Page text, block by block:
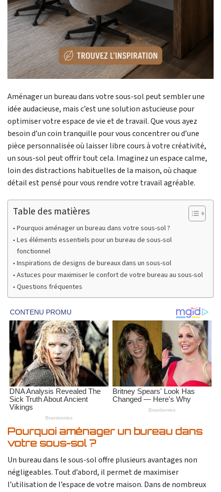
Aménager un bureau dans votre sous-sol peut sembler une
idée audacieuse, mais c’est une solution astucieuse pour
optimiser votre espace de vie et de travail. Que vous ayez
besoin d’un coin tranquille pour vous concentrer ou d’une
pièce personnalisée où laisser libre cours à votre créativité,
un sous-sol peut offrir tout cela. Imaginez un espace calme,
loin des distractions habituelles de la maison, où chaque
détail est pensé pour vous rendre votre travail agréable.
Table des matières
Pourquoi aménager un bureau dans votre sous-sol ?
Les éléments essentiels pour un bureau de sous-sol
fonctionnel
Inspirations de designs de bureaux dans un sous-sol
Astuces pour maximiser le confort de votre bureau au sous-sol
Questions fréquentes
Pourquoi aménager un bureau dans
votre sous-sol ?
Un bureau dans le sous-sol offre plusieurs avantages non
négligeables. Tout d’abord, il permet de maximiser
l’utilisation de l’espace de votre maison. Dans de nombreux